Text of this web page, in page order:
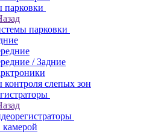
парковки
парковки
/ Задние
слепых зон
камерой